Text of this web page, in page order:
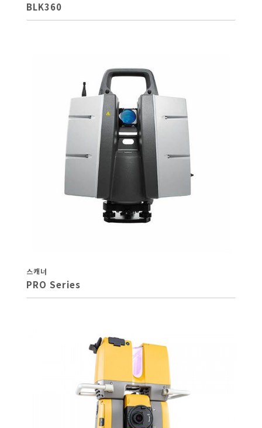
BLK360
스캐너
PRO Series